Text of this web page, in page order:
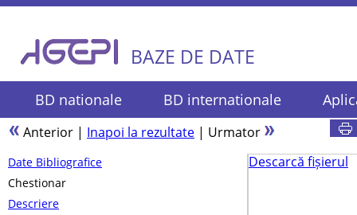
BAZE DE DATE
BD nationale BD internationale
Anterior | Inapoi la rezultate | Urmator
Date Bibliografice
Chestionar
Descriere
Descarcă fișierul